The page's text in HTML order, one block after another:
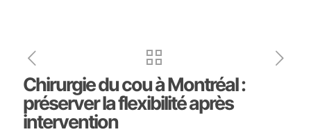
Chirurgie du cou à Montréal :
préserver la flexibilité après
intervention